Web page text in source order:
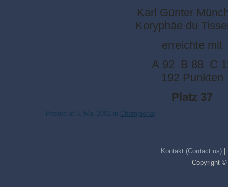
Karl Günter
Koryphäe du
erreichte mit
A 92 B 88 C
192 Punkten
Platz 37
Posted at 3. Mai 2001 in Championat
Kontakt (Contact us)|
Copyright ©